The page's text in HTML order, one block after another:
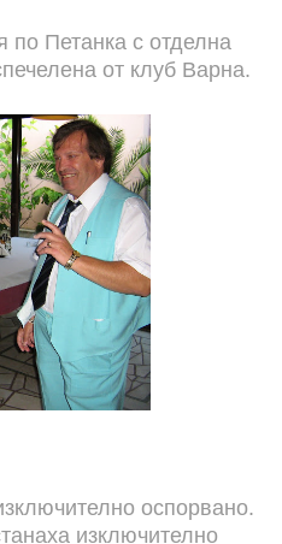
Петанка с отделна
от клуб Варна.
оспорвано.
изключително